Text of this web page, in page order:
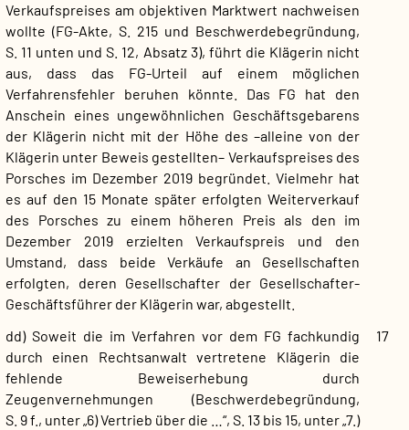
Verkaufspreises am objektiven Marktwert nachweisen
wollte (FG-Akte, S. 215 und Beschwerdebegründung,
S. 11 unten und S. 12, Absatz 3), führt die Klägerin nicht
aus, dass das FG-Urteil auf einem möglichen
Verfahrensfehler beruhen könnte. Das FG hat den
Anschein eines ungewöhnlichen Geschäftsgebarens
der Klägerin nicht mit der Höhe des –alleine von der
Klägerin unter Beweis gestellten– Verkaufspreises des
Porsches im Dezember 2019 begründet. Vielmehr hat
es auf den 15 Monate später erfolgten Weiterverkauf
des Porsches zu einem höheren Preis als den im
Dezember 2019 erzielten Verkaufspreis und den
Umstand, dass beide Verkäufe an Gesellschaften
erfolgten, deren Gesellschafter der Gesellschafter-
Geschäftsführer der Klägerin war, abgestellt.
17
dd) Soweit die im Verfahren vor dem FG fachkundig
durch einen Rechtsanwalt vertretene Klägerin die
fehlende Beweiserhebung durch
Zeugenvernehmungen (Beschwerdebegründung,
S. 9 f., unter „6) Vertrieb über die …“, S. 13 bis 15, unter „7.)